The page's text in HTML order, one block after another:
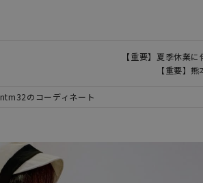
【重要】夏季休業
【重要】
ntm32のコーディネート